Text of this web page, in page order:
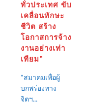
ทั่วประเทศ ขับ
เคลื่อนทักษะ
ชีวิต สร้าง
โอกาสการจ้าง
งานอย่างเท่า
เทียม”
“สมาคมเพื่อผู้
บกพร่องทาง
จิตฯ...